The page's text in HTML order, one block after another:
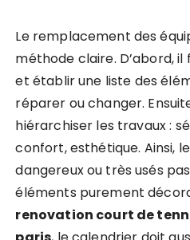
Le remplacement des
méthode claire. D’abord,
et établir une liste des
réparer ou changer.
hiérarchiser les travaux :
confort, esthétique. Ainsi,
dangereux ou très usés
éléments purement
renovation court de